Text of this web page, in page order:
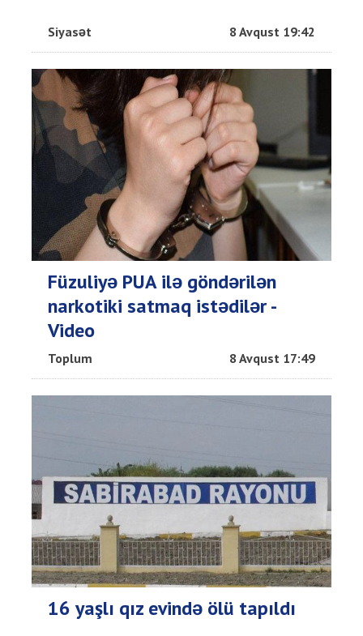
Siyasət 8 Avqust 19:42
Füzuliyə PUA ilə göndərilən
narkotiki satmaq istədilər -
Video
Toplum 8 Avqust 17:49
16 yaşlı qız evində ölü tapıldı